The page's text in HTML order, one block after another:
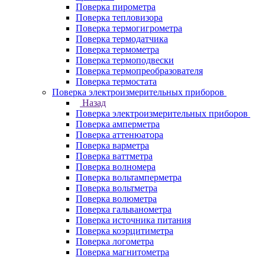
Поверка пирометра
Поверка тепловизора
Поверка термогигрометра
Поверка термодатчика
Поверка термометра
Поверка термоподвески
Поверка термопреобразователя
Поверка термостата
Поверка электроизмерительных приборов
Назад
Поверка электроизмерительных приборов
Поверка амперметра
Поверка аттенюатора
Поверка варметра
Поверка ваттметра
Поверка волномера
Поверка вольтамперметра
Поверка вольтметра
Поверка волюметра
Поверка гальванометра
Поверка источника питания
Поверка коэрцитиметра
Поверка логометра
Поверка магнитометра